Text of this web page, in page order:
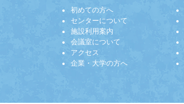
初めての方へ
センターについて
施設利用案内
会議室について
アクセス
企業・大学の方へ